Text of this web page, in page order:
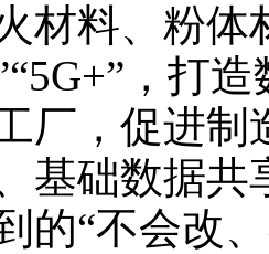
材料、粉体
，打
厂，促进
基础数据共
的“不会改